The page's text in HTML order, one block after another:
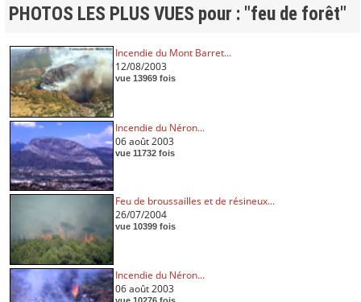
PHOTOS LES PLUS VUES pour : "feu de forêt"
Incendie du Mont Barret...
12/08/2003
vue 13969 fois
Incendie du Néron...
06 août 2003
vue 11732 fois
Feu de broussailles et de résineux...
26/07/2004
vue 10399 fois
Incendie du Néron...
06 août 2003